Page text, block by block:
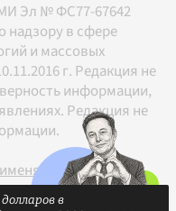
Эл № ФС77-67642
надзору в сфере
и массовых
г. Редакция не
информации,
Редакция не
с
в